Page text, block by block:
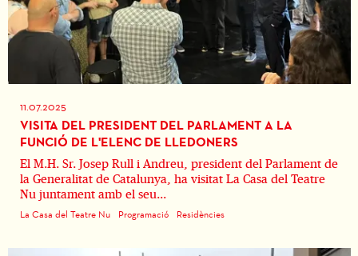
11.07.2025
VISITA DEL PRESIDENT DEL PARLAMENT A LA
FUNCIÓ DE L'ELENC DE LLEDONERS
El M.H. Sr. Josep Rull i Andreu, president del Parlament de
la Generalitat de Catalunya, ha visitat La Casa del Teatre
Nu juntament amb el seu...
La Casa del Teatre Nu Programació Residències